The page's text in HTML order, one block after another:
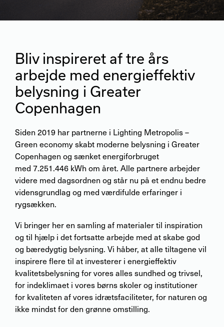
Bliv inspireret af tre års
arbejde med energieffektiv
belysning i Greater
Copenhagen
Siden 2019 har partnerne i Lighting Metropolis –
Green economy skabt moderne belysning i Greater
Copenhagen og sænket energiforbruget
med 7.251.446 kWh om året. Alle partnere arbejder
videre med dagsordnen og står nu på et endnu bedre
vidensgrundlag og med værdifulde erfaringer i
rygsækken.
Vi bringer her en samling af materialer til inspiration
og til hjælp i det fortsatte arbejde med at skabe god
og bæredygtig belysning. Vi håber, at alle tiltagene vil
inspirere flere til at investerer i energieffektiv
kvalitetsbelysning for vores alles sundhed og trivsel,
for indeklimaet i vores børns skoler og institutioner
for kvaliteten af vores idrætsfaciliteter, for naturen og
ikke mindst for den grønne omstilling.